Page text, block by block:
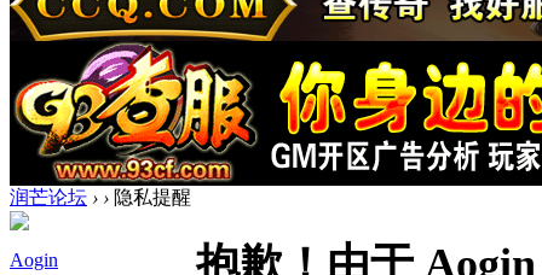
润芒论坛 › › 隐私提醒
Aogin
抱歉！由于